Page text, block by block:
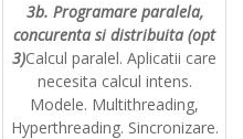
3b. Programare paralela,
concurenta si distribuita (opt
3)Calcul paralel. Aplicatii care
necesita calcul intens.
Modele. Multithreading,
Hyperthreading. Sincronizare.